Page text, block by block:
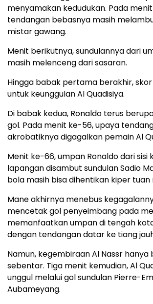
menyamakan kedudukan. Pada
tendangan bebasnya masih
mistar gawang.
Menit berikutnya, sundulannya dari
masih melenceng dari sasaran.
Hingga babak pertama berakhir,
untuk keunggulan Al Quadisiya.
Di babak kedua, Ronaldo terus
gol. Pada menit ke-56, upaya
akrobatiknya digagalkan pemain Al
Menit ke-66, umpan Ronaldo dari sisi
lapangan disambut sundulan Sadio
bola masih bisa dihentikan kiper tuan
Mane akhirnya menebus
mencetak gol penyeimbang pada
memanfaatkan umpan di tengah
dengan tendangan datar ke tiang
Namun, kegembiraan Al Nassr hanya
sebentar. Tiga menit kemudian, Al
unggul melalui gol sundulan Pierre-
Aubameyang.